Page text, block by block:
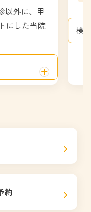
以外に、甲
にした当院
検
約